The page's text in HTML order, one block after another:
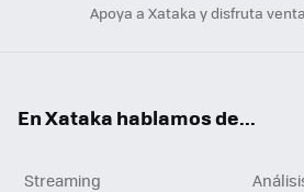
Apoya a Xataka y disfruta
En Xataka hablamos de...
Streaming